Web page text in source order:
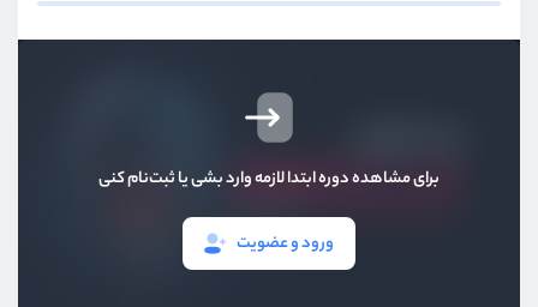
برای مشاهده دوره ابتدا لازمه وارد بشی یا ثبت‌نام کنی
ورود و عضویت
بخش پنجم
آشنایی با سرویس‌ها